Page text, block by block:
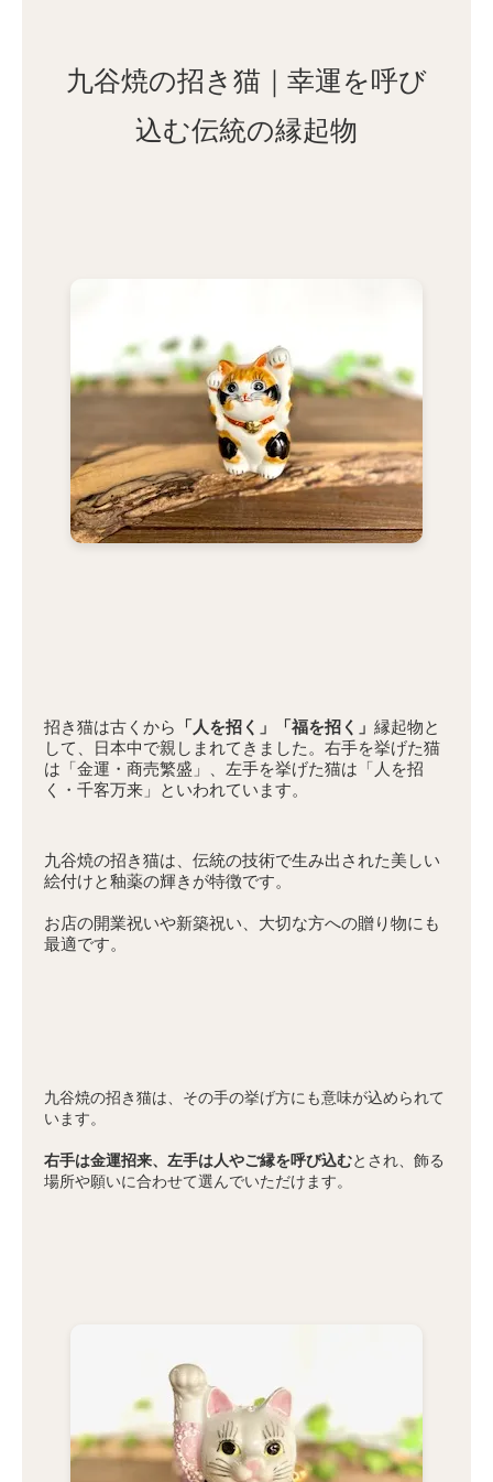
九谷焼の招き猫｜幸運を呼び
込む伝統の縁起物
招き猫は古くから 「人を招く」「福を招く」 縁起物と
して、日本中で親しまれてきました。右手を挙げた猫
は「金運・商売繁盛」、左手を挙げた猫は「人を招
く・千客万来」といわれています。
九谷焼の招き猫は、伝統の技術で生み出された美しい
絵付けと釉薬の輝きが特徴です。
お店の開業祝いや新築祝い、大切な方への贈り物にも
最適です。
九谷焼の招き猫は、その手の挙げ方にも意味が込められて
います。
右手は金運招来、左手は人やご縁を呼び込むとされ、飾る
場所や願いに合わせて選んでいただけます。